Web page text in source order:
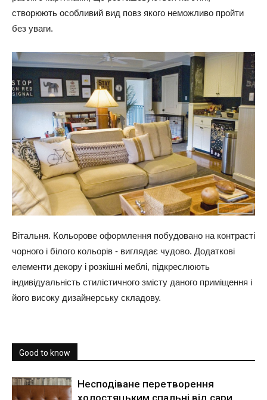
створюють особливий вид повз якого неможливо пройти
без уваги.
Вітальня. Кольорове оформлення побудовано на контрасті
чорного і білого кольорів - виглядає чудово. Додаткові
елементи декору і розкішні меблі, підкреслюють
індивідуальність стилістичного змісту даного приміщення і
його високу дизайнерську складову.
Good to know
Несподіване перетворення
холостяцьким спальні від сари